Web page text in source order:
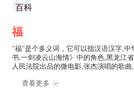
百科
福
"福"是个多义词，它可以指汉语汉字,中
书,一剑凌云山海情》中的角色,黑龙江
人民法院出品的微电影,张杰演唱的歌曲
查看更多